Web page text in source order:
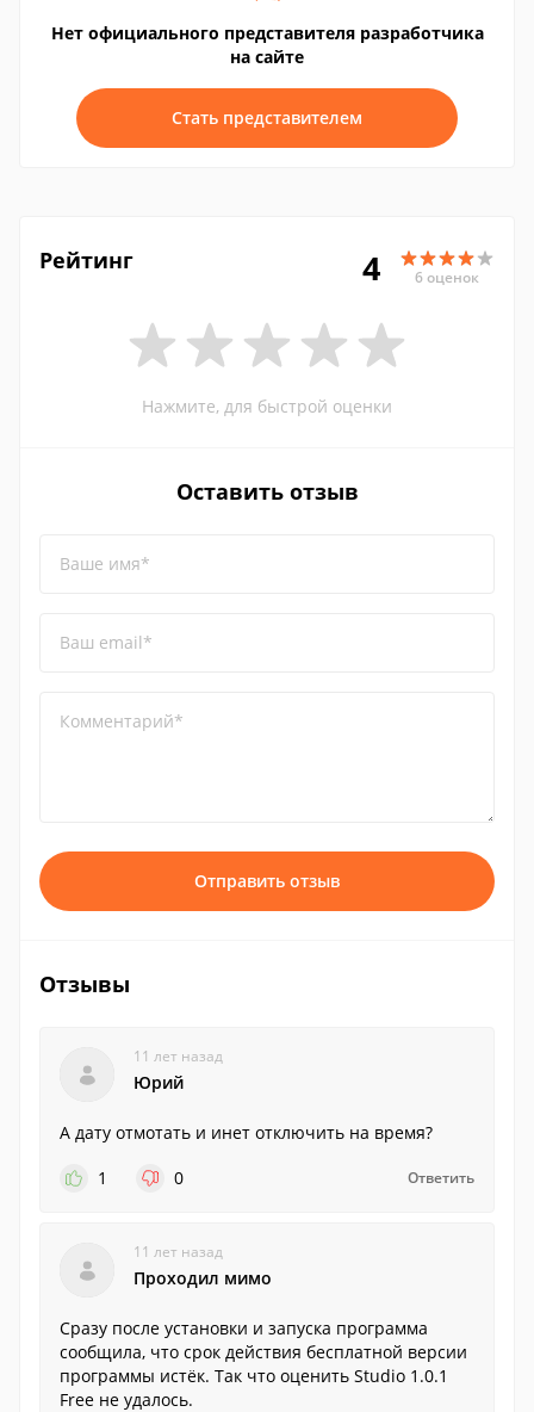
Нет официального представителя разработчика
на сайте
Стать представителем
Рейтинг 4 6 оценок
Нажмите, для быстрой оценки
Оставить отзыв
Ваше имя*
Ваш email*
Комментарий*
Отправить отзыв
Отзывы
11 лет назад
Юрий
А дату отмотать и инет отключить на время?
1
0 Ответить
11 лет назад
Проходил мимо
Сразу после установки и запуска программа
сообщила, что срок действия бесплатной версии
программы истёк. Так что оценить Studio 1.0.1
Free не удалось.